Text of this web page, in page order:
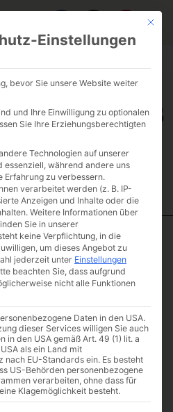
FUHRPARK
Kiese / Rheinkies Flusskiesel
Rheinkies
8 – 16
Artikelnummer: RKFKB8-16
€129,00 (inkl. MwSt.)
Preis / Tonne ab 10 Tonnen
lose
Mit
Einstellungen
bevor Sie unsere Website weiter
und Ihre Einwilligung zu optionalen
Sie Ihre Erziehungsberechtigten
Technologien auf unserer
essenziell, während andere uns
Erfahrung zu verbessern.
verarbeitet werden (z. B. IP-
Anzeigen und Inhalte oder die
Weitere Informationen über
Sie in unserer
keine Verpflichtung, in die
um dieses Angebot zu
jederzeit unter Einstellungen
beachten Sie, dass aufgrund
nicht alle Funktionen
Daten in den USA.
dieser Services willigen Sie auch
in den USA gemäß Art. 49 (1) lit. a
als ein Land mit
nach EU-Standards ein. Es besteht
US-Behörden personenbezogene
verarbeiten, ohne dass für
Klagemöglichkeit besteht.